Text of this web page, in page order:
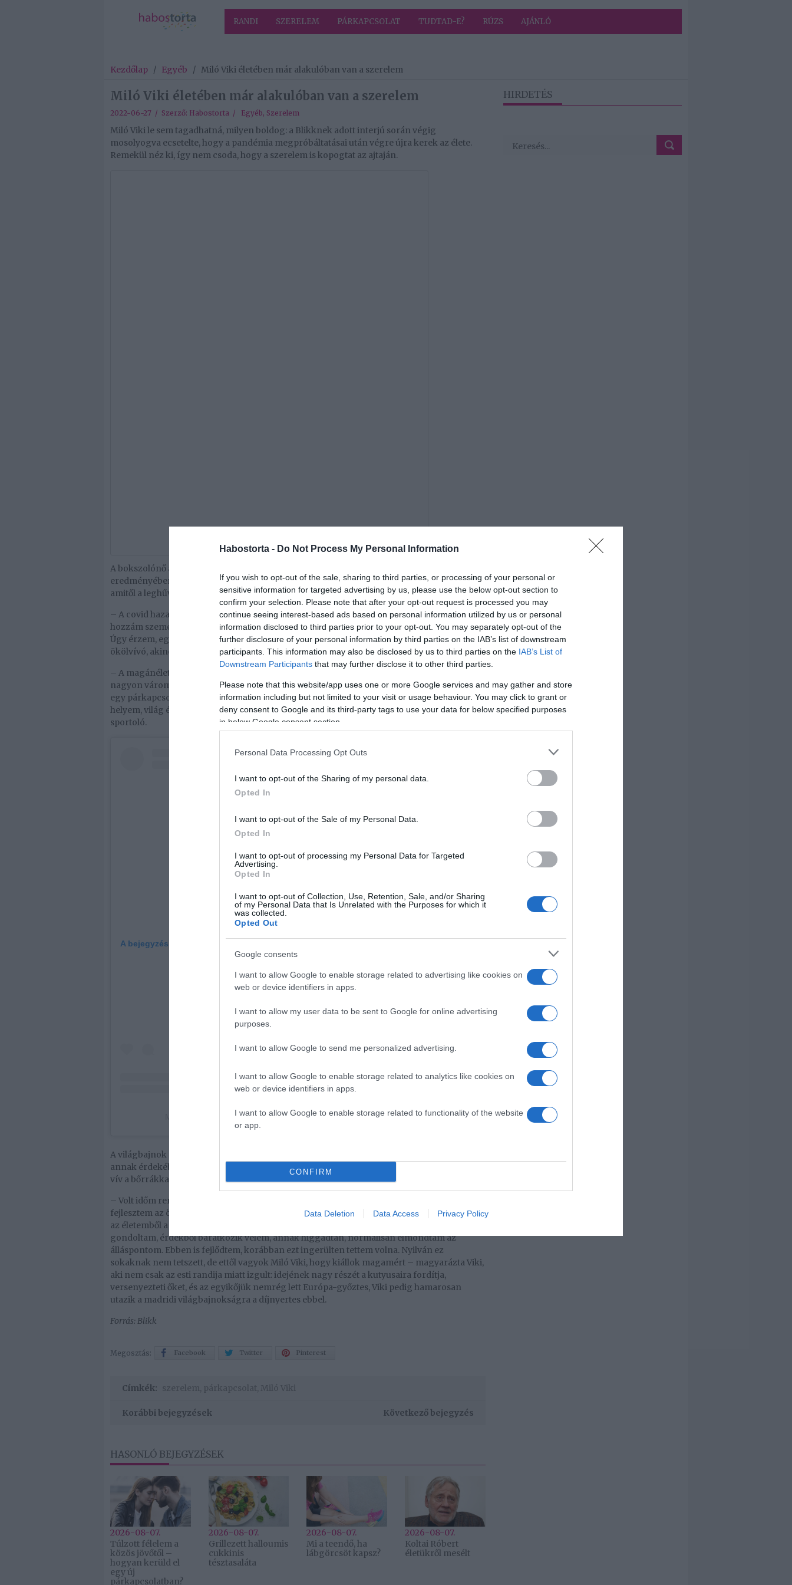
Habostorta - Do Not Process My Personal Information
If you wish to opt-out of the sale, sharing to third parties, or processing of your personal or
sensitive information for targeted advertising by us, please use the below opt-out section to
confirm your selection. Please note that after your opt-out request is processed you may
continue seeing interest-based ads based on personal information utilized by us or personal
information disclosed to third parties prior to your opt-out. You may separately opt-out of the
further disclosure of your personal information by third parties on the IAB’s list of downstream
participants. This information may also be disclosed by us to third parties on the IAB’s List of
Downstream Participants that may further disclose it to other third parties.
Please note that this website/app uses one or more Google services and may gather and store
information including but not limited to your visit or usage behaviour. You may click to grant or
deny consent to Google and its third-party tags to use your data for below specified purposes
in below Google consent section.
Personal Data Processing Opt Outs
I want to opt-out of the Sharing of my personal data.
Opted In
I want to opt-out of the Sale of my Personal Data.
Opted In
I want to opt-out of processing my Personal Data for Targeted
Advertising.
Opted In
I want to opt-out of Collection, Use, Retention, Sale, and/or Sharing
of my Personal Data that Is Unrelated with the Purposes for which it
was collected.
Opted Out
Google consents
I want to allow Google to enable storage related to advertising like cookies on
web or device identifiers in apps.
I want to allow my user data to be sent to Google for online advertising
purposes.
I want to allow Google to send me personalized advertising.
I want to allow Google to enable storage related to analytics like cookies on
web or device identifiers in apps.
I want to allow Google to enable storage related to functionality of the website
or app.
CONFIRM
Data Deletion Data Access Privacy Policy
RANDI SZERELEM PÁRKAPCSOLAT TUDTAD-E? RÚZS AJÁNLÓ
Kezdőlap / Egyéb / Miló Viki életében már alakulóban van a szerelem
Miló Viki életében már alakulóban van a szerelem
2022-06-27 / Szerző: Habostorta / Egyéb, Szerelem
Miló Viki le sem tagadhatná, milyen boldog: a Blikknek adott interjú során végig
mosolyogva ecsetelte, hogy a pandémia megpróbáltatásai után végre újra kerek az élete.
Remekül néz ki, így nem csoda, hogy a szerelem is kopogtat az ajtaján.
A bokszolónő az elmúlt két évet a saját testi és lelki fejlődésére fordította, és most lubickol az
eredményében: olyan dögös fotósorozattal örvendeztette meg a követőit és a Blikk olvasóit,
amitől a leghűvösebb napon is izzik a levegő.
– A covid hazavágott, hiszen nem volt munkám két évig, de most egyre többen jönnek
hozzám személyi és bokszedzésre is. Büszke vagyok arra, hogy szeretnek a tanítványaim.
Úgy érzem, egyre stabilabb az életem. Most boldog vagyok és elégedett – árulta el az
ökölvívó, akinek az élete szinte teljes, egy valami hiányzik belőle: a szerelem.
– A magánéletemről annyit, hogy már az is alakulóban van, ma éppen randim lesz, már
nagyon várom – ujjongott Viki, majd komolyra fordította a szót. – Hiányzik az életemből
egy párkapcsolat, szeretném valakivel összekötni az életem. Persze, egyedül is megállom a
helyem, világ életemben egyedül éltem, de osztoznék a boldogságon – magyarázta a
sportoló.
A bejegyzés megtekintése az Instagramon
Miló Viktória (@milo_viktoria) által megosztott bejegyzés
A világbajnok nem csak ült a babérjain, és várta a boldogságot, hanem mindent megtett
annak érdekében, hogy jól legyen. Viki életében fontos a pozitivitás, hiszen komoly harcot
vív a bőrrákkal is.
– Volt időm rendbe tenni magam testileg és lelkileg is. Hiszek a spirituális dolgokban, s
fejlesztem az önbizalmamat is. Igyekszem tudatosan élni. Ehhez az is kellett, hogy kizárjam
az életemből a negatív embereket. Egyenes embernek tartom magam, így akiről úgy
gondoltam, érdekből barátkozik velem, annak higgadtan, normálisan elmondtam az
álláspontom. Ebben is fejlődtem, korábban ezt ingerülten tettem volna. Nyilván ez
sokaknak nem tetszett, de ettől vagyok Miló Viki, hogy kiállok magamért – magyarázta Viki,
aki nem csak az esti randija miatt izgult: idejének nagy részét a kutyusaira fordítja,
versenyezteti őket, és az egyikőjük nemrég lett Európa-győztes, Viki pedig hamarosan
utazik a madridi világbajnokságra a díjnyertes ebbel.
Forrás: Blikk
Megosztás: Facebook Twitter Pinterest
Címkék: szerelem párkapcsolat Miló Viki
Korábbi bejegyzések Következő bejegyzés
HASONLÓ BEJEGYZÉSEK
2026-08-07.
Túlzott félelem a
közös jövőtől –
hogyan kerüld el
egy új
párkapcsolatban?
2026-08-07.
Grillezett halloumis
cukkinis
tésztasaláta
2026-08-07.
Mi a teendő, ha
lábgörcsöt kapsz?
2026-08-07.
Koltai Róbert
életükről mesélt
HIRDETÉS